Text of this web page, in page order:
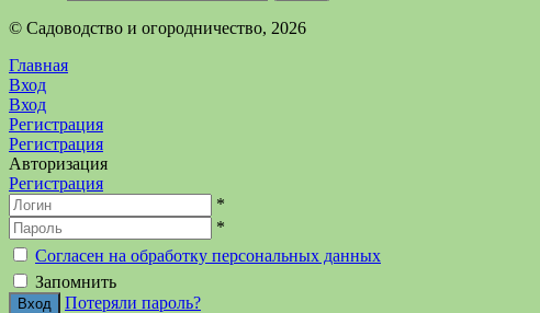
©️ Садоводство и огородничество, 2026
Главная
Вход
Вход
Регистрация
Регистрация
Авторизация
Регистрация
*
*
Согласен на обработку персональных данных
Запомнить
Потеряли пароль?